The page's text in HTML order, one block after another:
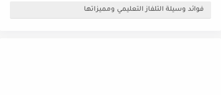
فوائد وسيلة التلفاز التعليمي ومميزاتها